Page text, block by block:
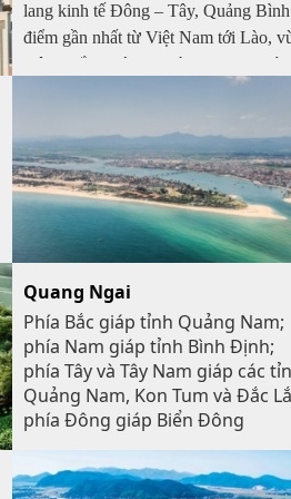
lang kinh tế Đông – Tây, Quảng
điểm gần nhất từ Việt Nam tới Lào,
Đông Bắc Thái Lan và Myanmar với
hệ thống giao thông rất thuận lợi, với
đường sắt, đường thủy, sân bay và cảng
biển nước sâu cùng với đường bộ
thẳng tới cửa khẩu quốc tế với Lào
Quang Ngai
Phía Bắc giáp tỉnh Quảng Nam;
phía Nam giáp tỉnh Bình Định;
phía Tây và Tây Nam giáp các
Quảng Nam, Kon Tum và Đắc
phía Đông giáp Biển Đông